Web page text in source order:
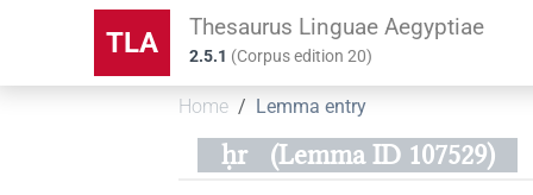
TLA Thesaurus Linguae Aegyptiae
2.5.1 (Corpus edition20)
Home Lemma entry
ḥr (Lemma ID 107529)